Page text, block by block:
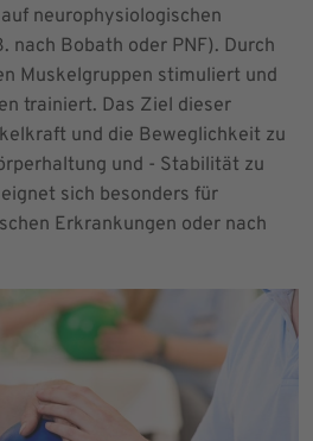
neurophysiologischen
nach Bobath oder PNF). Durch
Muskelgruppen stimuliert und
trainiert. Das Ziel dieser
und die Beweglichkeit zu
und - Stabilität zu
sich besonders für
Erkrankungen oder nach